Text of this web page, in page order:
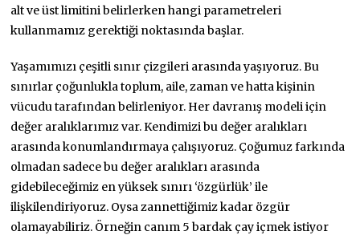
alt ve üst limitini belirlerken hangi parametreleri
kullanmamız gerektiği noktasında başlar.
Yaşamımızı çeşitli sınır çizgileri arasında yaşıyoruz. Bu
sınırlar çoğunlukla toplum, aile, zaman ve hatta kişinin
vücudu tarafından belirleniyor. Her davranış modeli için
değer aralıklarımız var. Kendimizi bu değer aralıkları
arasında konumlandırmaya çalışıyoruz. Çoğumuz farkında
olmadan sadece bu değer aralıkları arasında
gidebileceğimiz en yüksek sınırı ‘özgürlük’ ile
ilişkilendiriyoruz. Oysa zannettiğimiz kadar özgür
olamayabiliriz. Örneğin canım 5 bardak çay içmek istiyor